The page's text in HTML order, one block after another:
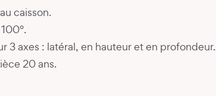
caisson.
3 axes : latéral, en hauteur et en profondeur.
20 ans.